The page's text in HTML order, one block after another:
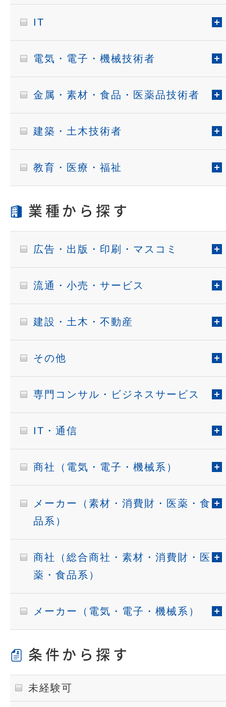
IT
電気・電子・機械技術者
金属・素材・食品・医薬品技術者
建築・土木技術者
教育・医療・福祉
業種から探す
広告・出版・印刷・マスコミ
流通・小売・サービス
建設・土木・不動産
その他
専門コンサル・ビジネスサービス
IT・通信
商社（電気・電子・機械系）
メーカー（素材・消費財・医薬・食
品系）
商社（総合商社・素材・消費財・医
薬・食品系）
メーカー（電気・電子・機械系）
条件から探す
未経験可